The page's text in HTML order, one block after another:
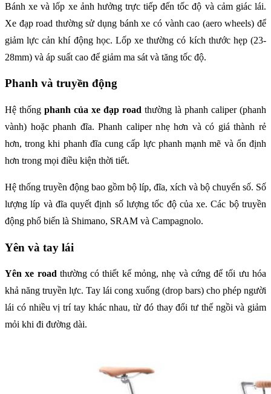
Bánh xe và lốp xe ảnh hưởng trực tiếp đến tốc độ và cảm giác lái.
Xe đạp road thường sử dụng bánh xe có vành cao (aero wheels) để
giảm lực cản khí động học. Lốp xe thường có kích thước hẹp (23-
28mm) và áp suất cao để giảm ma sát và tăng tốc độ.
Phanh và truyền động
Hệ thống phanh của xe đạp road thường là phanh caliper (phanh
vành) hoặc phanh đĩa. Phanh caliper nhẹ hơn và có giá thành rẻ
hơn, trong khi phanh đĩa cung cấp lực phanh mạnh mẽ và ổn định
hơn trong mọi điều kiện thời tiết.
Hệ thống truyền động bao gồm bộ líp, đĩa, xích và bộ chuyển số. Số
lượng líp và đĩa quyết định số lượng tốc độ của xe. Các bộ truyền
động phổ biến là Shimano, SRAM và Campagnolo.
Yên và tay lái
Yên xe roadthường có thiết kế mỏng, nhẹ và cứng để tối ưu hóa
khả năng truyền lực. Tay lái cong xuống (drop bars) cho phép người
lái có nhiều vị trí tay khác nhau, từ đó thay đổi tư thế ngồi và giảm
mỏi khi đi đường dài.